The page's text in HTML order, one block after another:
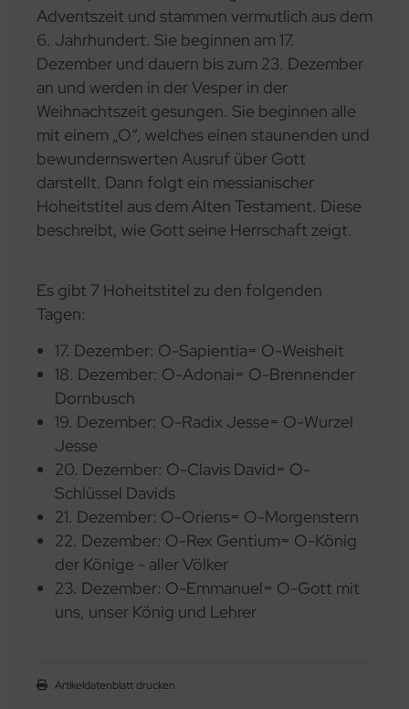
Adventszeit und stammen vermutlich aus dem
6. Jahrhundert. Sie beginnen am 17.
Dezember und dauern bis zum 23. Dezember
an und werden in der Vesper in der
Weihnachtszeit gesungen. Sie beginnen alle
mit einem „O“, welches einen staunenden und
bewundernswerten Ausruf über Gott
darstellt. Dann folgt ein messianischer
Hoheitstitel aus dem Alten Testament. Diese
beschreibt, wie Gott seine Herrschaft zeigt.
Es gibt 7 Hoheitstitel zu den folgenden
Tagen:
17. Dezember: O-Sapientia= O-Weisheit
18. Dezember: O-Adonai= O-Brennender
Dornbusch
19. Dezember: O-Radix Jesse= O-Wurzel
Jesse
20. Dezember: O-Clavis David= O-
Schlüssel Davids
21. Dezember: O-Oriens= O-Morgenstern
22. Dezember: O-Rex Gentium= O-König
der Könige - aller Völker
23. Dezember: O-Emmanuel= O-Gott mit
uns, unser König und Lehrer
Artikeldatenblatt drucken